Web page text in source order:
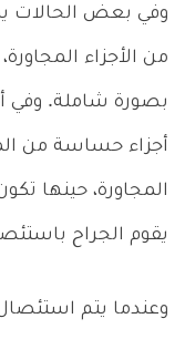
وفي بعض الحالات
من الأجزاء
بصورة شاملة. وفي
أجزاء حساسة من
المجاورة، حينها
يقوم الجراح
وعندما يتم